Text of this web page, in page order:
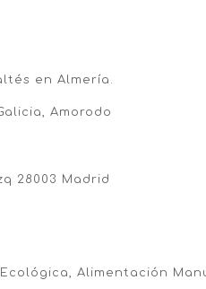
en Almería.
Amorodo
28003 Madrid
Alimentación